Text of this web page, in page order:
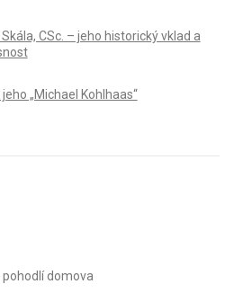
CSc. – jeho historický vklad a
„Michael Kohlhaas“
domova